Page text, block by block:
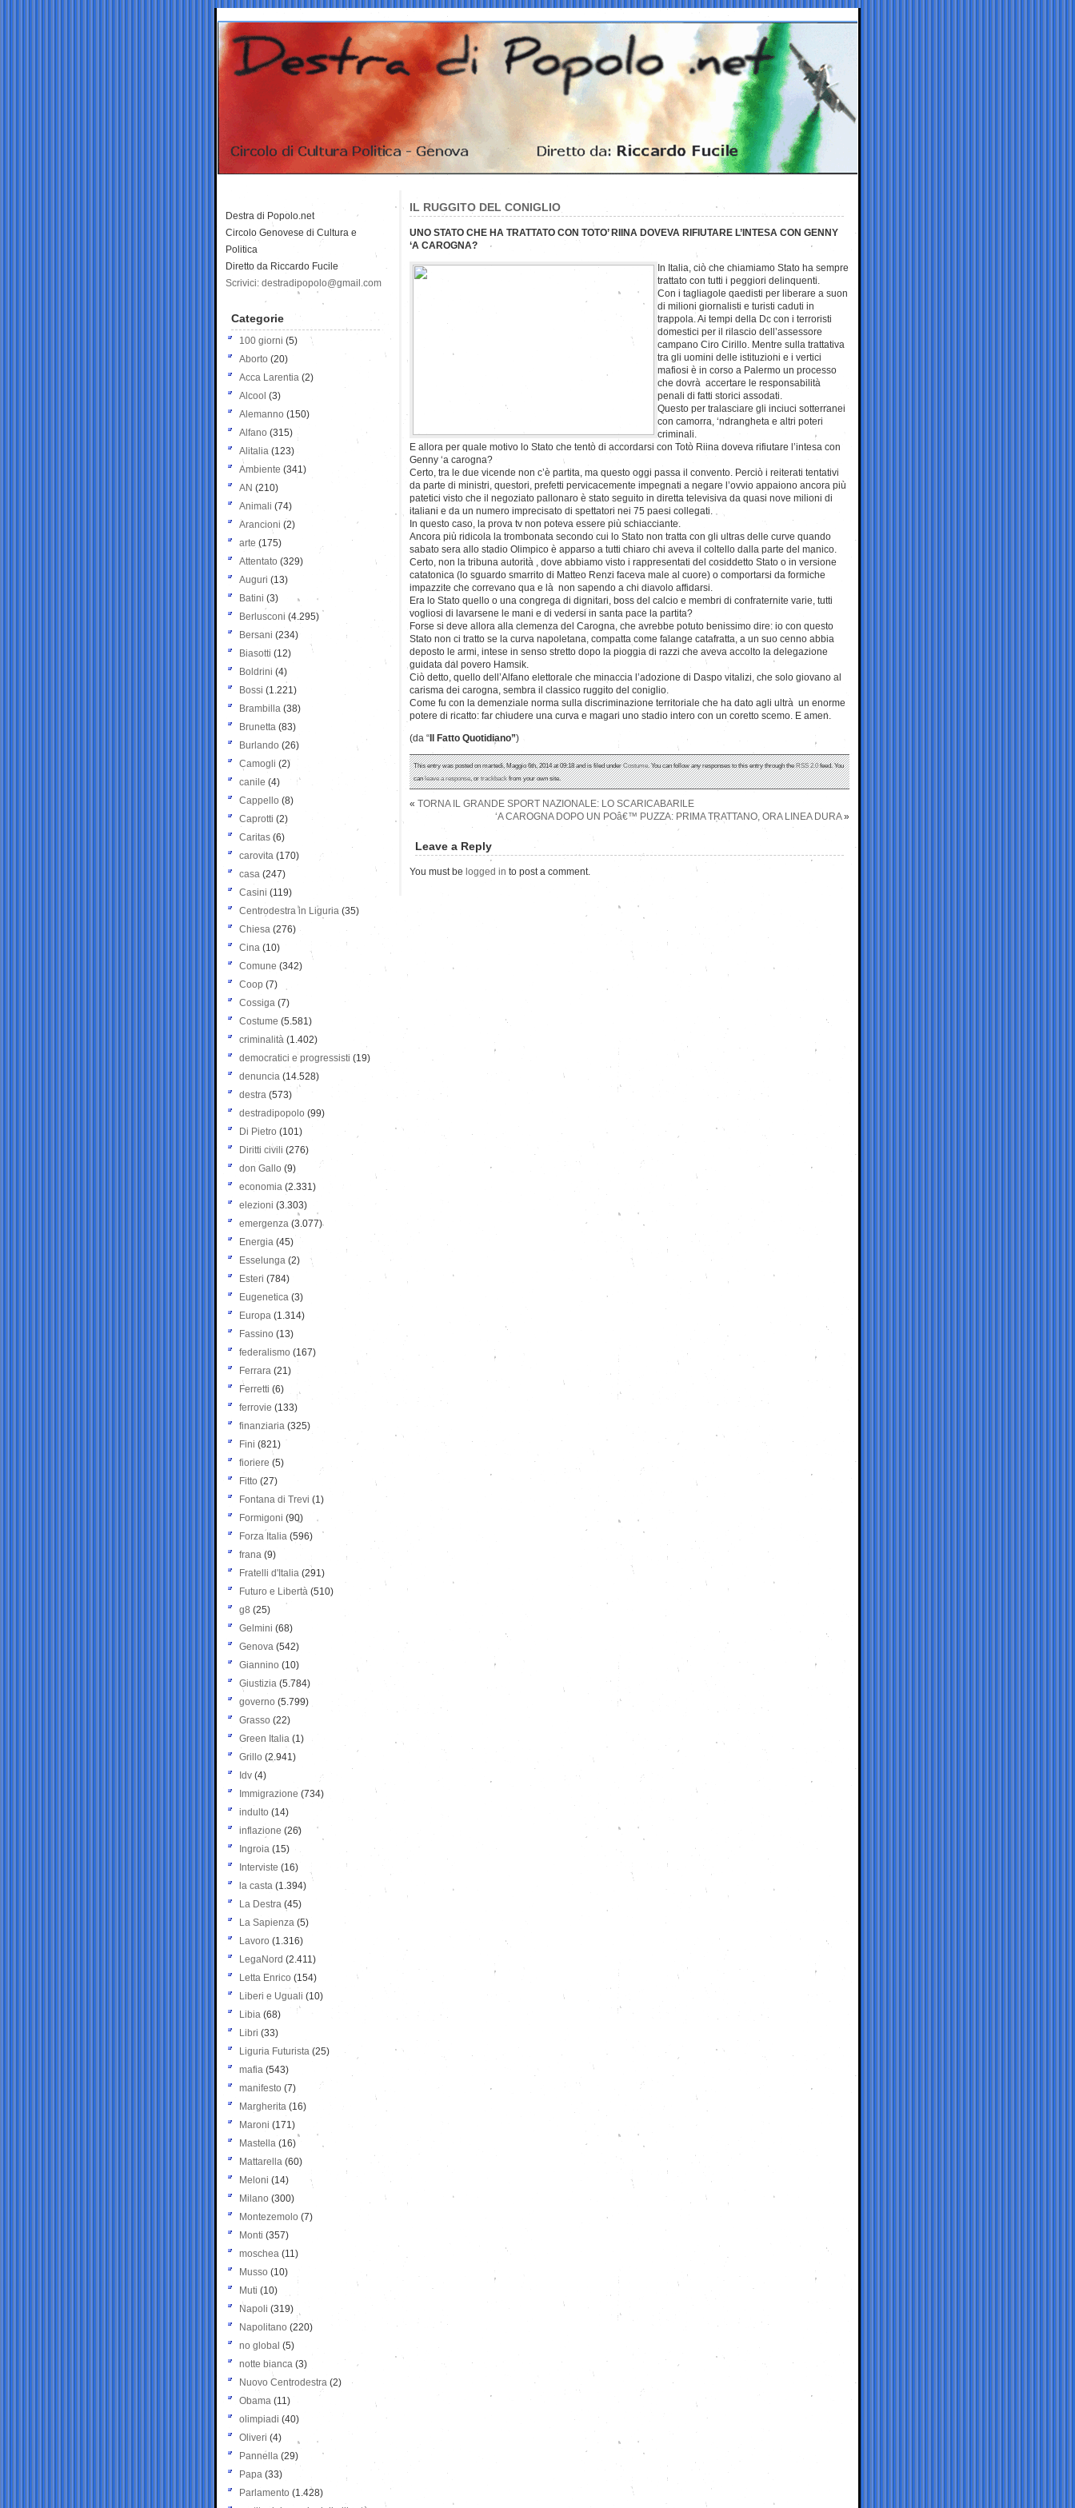
IL RUGGITO DEL CONIGLIO
UNO STATO CHE HA TRATTATO CON TOTO’ RIINA DOVEVA RIFIUTARE L’INTESA CON GENNY
‘A CAROGNA?
In Italia, ciò che chiamiamo Stato ha sempre
trattato con tutti i peggiori delinquenti.
Con i tagliagole qaedisti per liberare a suon
di milioni giornalisti e turisti caduti in
trappola. Ai tempi della Dc con i terroristi
domestici per il rilascio dell’assessore
campano Ciro Cirillo. Mentre sulla trattativa
tra gli uomini delle istituzioni e i vertici
mafiosi è in corso a Palermo un processo
che dovrà accertare le responsabilità
penali di fatti storici assodati.
Questo per tralasciare gli inciuci sotterranei
con camorra, ‘ndrangheta e altri poteri
criminali.
E allora per quale motivo lo Stato che tentò di accordarsi con Totò Riina doveva rifiutare l’intesa con
Genny ‘a carogna?
Certo, tra le due vicende non c’è partita, ma questo oggi passa il convento. Perciò i reiterati tentativi
da parte di ministri, questori, prefetti pervicacemente impegnati a negare l’ovvio appaiono ancora più
patetici visto che il negoziato pallonaro è stato seguito in diretta televisiva da quasi nove milioni di
italiani e da un numero imprecisato di spettatori nei 75 paesi collegati.
In questo caso, la prova tv non poteva essere più schiacciante.
Ancora più ridicola la trombonata secondo cui lo Stato non tratta con gli ultras delle curve quando
sabato sera allo stadio Olimpico è apparso a tutti chiaro chi aveva il coltello dalla parte del manico.
Certo, non la tribuna autorità , dove abbiamo visto i rappresentati del cosiddetto Stato o in versione
catatonica (lo sguardo smarrito di Matteo Renzi faceva male al cuore) o comportarsi da formiche
impazzite che correvano qua e là non sapendo a chi diavolo affidarsi.
Era lo Stato quello o una congrega di dignitari, boss del calcio e membri di confraternite varie, tutti
vogliosi di lavarsene le mani e di vedersi in santa pace la partita?
Forse si deve allora alla clemenza del Carogna, che avrebbe potuto benissimo dire: io con questo
Stato non ci tratto se la curva napoletana, compatta come falange catafratta, a un suo cenno abbia
deposto le armi, intese in senso stretto dopo la pioggia di razzi che aveva accolto la delegazione
guidata dal povero Hamsik.
Ciò detto, quello dell’Alfano elettorale che minaccia l’adozione di Daspo vitalizi, che solo giovano al
carisma dei carogna, sembra il classico ruggito del coniglio.
Come fu con la demenziale norma sulla discriminazione territoriale che ha dato agli ultrà un enorme
potere di ricatto: far chiudere una curva e magari uno stadio intero con un coretto scemo. E amen.
(da “ Il Fatto Quotidiano”)
This entry was posted on martedì, Maggio 6th, 2014 at 09:18 and is filed underCostume. You can follow any responses to this entry through theRSS 2.0feed. You
canleave a response, ortrackbackfrom your own site.
« TORNA IL GRANDE SPORT NAZIONALE: LO SCARICABARILE
‘A CAROGNA DOPO UN POâ€™ PUZZA: PRIMA TRATTANO, ORA LINEA DURA»
Leave a Reply
You must be logged in to post a comment.
Destra di Popolo.net
Circolo Genovese di Cultura e
Politica
Diretto da Riccardo Fucile
Scrivici: destradipopolo@gmail.com
Categorie
100 giorni (5)
Aborto (20)
Acca Larentia (2)
Alcool (3)
Alemanno (150)
Alfano (315)
Alitalia (123)
Ambiente (341)
AN (210)
Animali (74)
Arancioni (2)
arte (175)
Attentato (329)
Auguri (13)
Batini (3)
Berlusconi (4.295)
Bersani (234)
Biasotti (12)
Boldrini (4)
Bossi (1.221)
Brambilla (38)
Brunetta (83)
Burlando (26)
Camogli (2)
canile (4)
Cappello (8)
Caprotti (2)
Caritas (6)
carovita (170)
casa (247)
Casini (119)
Centrodestra in Liguria (35)
Chiesa (276)
Cina (10)
Comune (342)
Coop (7)
Cossiga (7)
Costume (5.581)
criminalità (1.402)
democratici e progressisti (19)
denuncia (14.528)
destra (573)
destradipopolo (99)
Di Pietro (101)
Diritti civili (276)
don Gallo (9)
economia (2.331)
elezioni (3.303)
emergenza (3.077)
Energia (45)
Esselunga (2)
Esteri (784)
Eugenetica (3)
Europa (1.314)
Fassino (13)
federalismo (167)
Ferrara (21)
Ferretti (6)
ferrovie (133)
finanziaria (325)
Fini (821)
fioriere (5)
Fitto (27)
Fontana di Trevi (1)
Formigoni (90)
Forza Italia (596)
frana (9)
Fratelli d'Italia (291)
Futuro e Libertà (510)
g8 (25)
Gelmini (68)
Genova (542)
Giannino (10)
Giustizia (5.784)
governo (5.799)
Grasso (22)
Green Italia (1)
Grillo (2.941)
Idv (4)
Immigrazione (734)
indulto (14)
inflazione (26)
Ingroia (15)
Interviste (16)
la casta (1.394)
La Destra (45)
La Sapienza (5)
Lavoro (1.316)
LegaNord (2.411)
Letta Enrico (154)
Liberi e Uguali (10)
Libia (68)
Libri (33)
Liguria Futurista (25)
mafia (543)
manifesto (7)
Margherita (16)
Maroni (171)
Mastella (16)
Mattarella (60)
Meloni (14)
Milano (300)
Montezemolo (7)
Monti (357)
moschea (11)
Musso (10)
Muti (10)
Napoli (319)
Napolitano (220)
no global (5)
notte bianca (3)
Nuovo Centrodestra (2)
Obama (11)
olimpiadi (40)
Oliveri (4)
Pannella (29)
Papa (33)
Parlamento (1.428)